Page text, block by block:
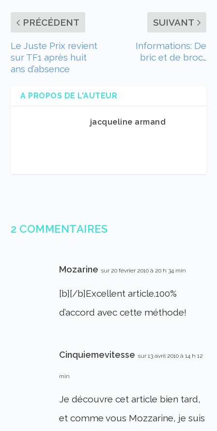
PRÉCÉDENT
Le Juste Prix revient
sur TF1 après huit
ans d’absence
SUIVANT
Informations: De
bric et de broc…
A PROPOS DE L'AUTEUR
jacqueline armand
2 COMMENTAIRES
Mozarine sur 20 février 2010 à 20 h 34 min
[b][/b]Excellent article.100%
d’accord avec cette méthode!
Cinquiemevitesse sur 13 avril 2010 à 14 h 12
min
Je découvre cet article bien tard,
et comme vous Mozzarine, je suis